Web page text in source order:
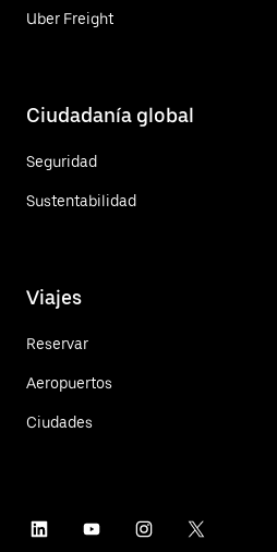
Uber Freight
Ciudadanía global
Seguridad
Sustentabilidad
Viajes
Reservar
Aeropuertos
Ciudades